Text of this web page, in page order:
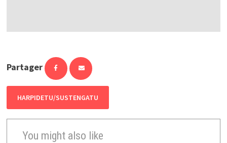
Partager
HARPIDETU/SUSTENGATU
You might also like